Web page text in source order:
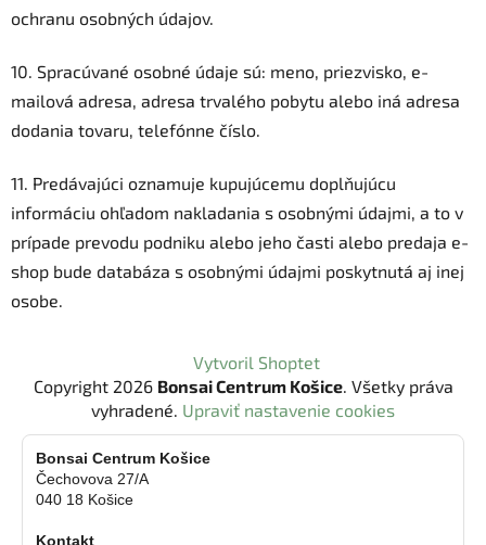
ochranu osobných údajov.
10. Spracúvané osobné údaje sú: meno, priezvisko, e-
mailová adresa, adresa trvalého pobytu alebo iná adresa
dodania tovaru, telefónne číslo.
11. Predávajúci oznamuje kupujúcemu doplňujúcu
informáciu ohľadom nakladania s osobnými údajmi, a to v
prípade prevodu podniku alebo jeho časti alebo predaja e-
shop bude databáza s osobnými údajmi poskytnutá aj inej
osobe.
Vytvoril Shoptet
Copyright 2026 Bonsai Centrum Košice. Všetky práva
vyhradené. Upraviť nastavenie cookies
Bonsai Centrum Košice
Čechovova 27/A
040 18 Košice
Kontakt